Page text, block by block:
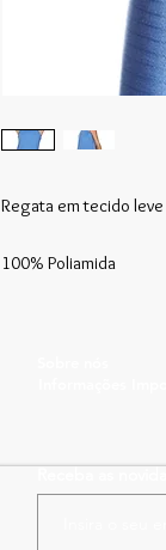
Regata em tecido
100% Poliamida